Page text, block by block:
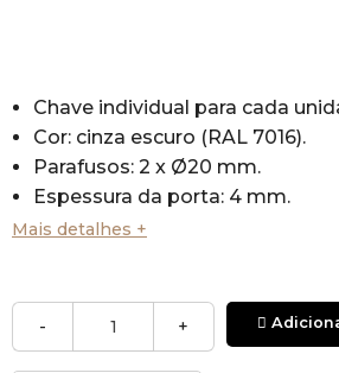
Chave individual para cada
Cor: cinza escuro (RAL 7016).
Parafusos: 2 x Ø20 mm.
Espessura da porta: 4 mm.
Espessura do corpo: 1,5 mm.
Botão de abertura + teclado.
Código do usuário de 2 a 6
Mais detalhes +
- +